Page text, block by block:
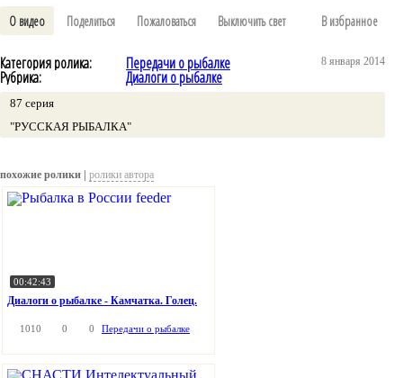
О видео Поделиться Пожаловаться Выключить свет В избранное
Категория ролика: Передачи о рыбалке
Рубрика: Диалоги о рыбалке
87 серия
"РУССКАЯ РЫБАЛКА"
8 января 2014
похожие ролики | ролики автора
00:42:43
Диалоги о рыбалке - Камчатка. Голец.
1010 0 0 Передачи о рыбалке